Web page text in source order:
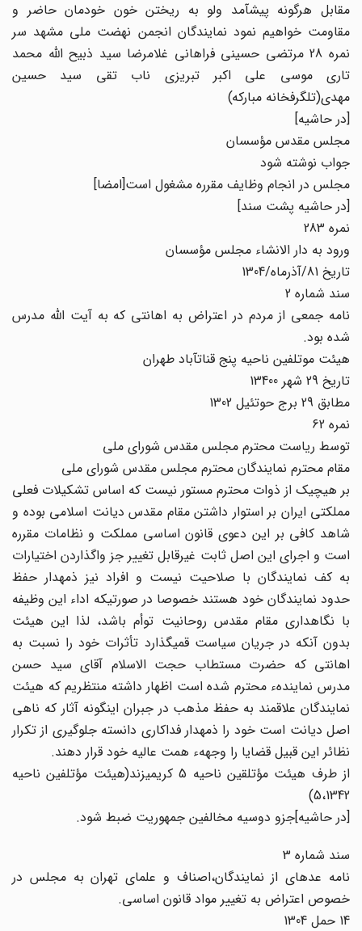
مقابل هرگونه پیش‏آمد ولو به ریختن خون خودمان حاضر و
مقاومت خواهیم نمود نمایندگان انجمن نهضت ملی مشهد سر
نمره 28 مرتضی حسینی فراهانی غلامرضا سید ذبیح اللّه محمد
تاری موسی علی اکبر تبریزی ناب تقی سید حسین
مهدی(تلگرفخانه مبارکه)
[در حاشیه‏]
مجلس مقدس مؤسسان
جواب نوشته شود
مجلس در انجام وظایف مقرره مشغول است‏[امضا]
[در حاشیه پشت سند]
نمره 283
ورود به دار الانشاء مجلس مؤسسان
تاریخ 81/آذرماه/1304
سند شماره 2
نامه جمعی از مردم در اعتراض به اهانتی که به آیت اللّه مدرس
شده بود.
هیئت موتلفین ناحیه پنج قنات‏آباد طهران
تاریخ 29 شهر 13400
مطابق 29 برج حوت‏ئیل 1302
نمره 62
توسط ریاست محترم مجلس مقدس شورای ملی
مقام محترم نمایندگان محترم مجلس مقدس شورای ملی
بر هیچ‏یک از ذوات محترم مستور نیست که اساس تشکیلات فعلی
مملکتی ایران بر استوار داشتن مقام مقدس دیانت اسلامی بوده و
شاهد کافی بر این دعوی قانون اساسی مملکت و نظامات مقرره
است و اجرای این اصل ثابت غیرقابل تغییر جز واگذاردن اختیارات
به کف نمایندگان با صلاحیت نیست و افراد نیز ذمه‏دار حفظ
حدود نمایندگان خود هستند خصوصا در صورتیکه اداء این وظیفه
با نگاهداری مقام مقدس روحانیت توأم باشد، لذا این هیئت
بدون آنکه در جریان سیاست قمی‏گذارد تأثرات خود را نسبت به
اهانتی که حضرت مستطاب حجت الاسلام آقای سید حسن
مدرس‏ نمایندهء محترم شده است اظهار داشته منتظریم که هیئت
نمایندگان علاقمند به حفظ مذهب در جبران این‏گونه آثار که ناهی
اصل دیانت است خود را ذمه‏دار فداکاری دانسته جلوگیری از تکرار
نظائر این قبیل قضایا را وجههء همت عالیه خود قرار دهند.
از طرف هیئت مؤتلقین ناحیه 5 کریمی‏زند(هیئت مؤتلفین ناحیه
5،1342)
[در حاشیه‏]جزو دوسیه مخالفین جمهوریت ضبط شود.
سند شماره 3
نامه عده‏ای از نمایندگان،اصناف و علمای تهران به مجلس در
خصوص اعتراض به تغییر مواد قانون اساسی.